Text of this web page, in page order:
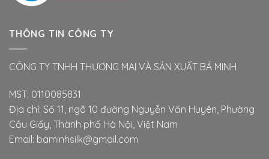
THÔNG TIN CÔNG TY
CÔNG TY TNHH THƯƠNG MAI VÀ SẢN XUẤT BÁ MINH
MST: 0110085831
Địa chỉ: Số 11, ngõ 10 đường Nguyễn Văn Huyên, Phường
Cầu Giấy, Thành phố Hà Nội, Việt Nam
Email: baminhsilk@gmail.com